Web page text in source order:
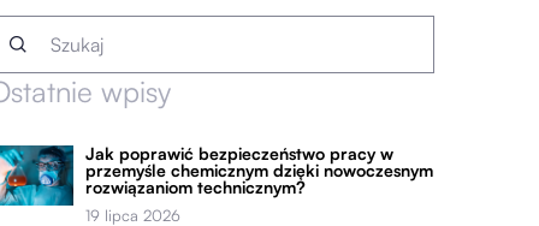
wpisy
Jak poprawić bezpieczeństwo pracy w
przemyśle chemicznym dzięki nowoczesnym
rozwiązaniom technicznym?
19 lipca 2026